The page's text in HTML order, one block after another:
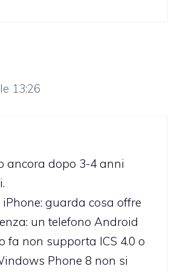
13:26
ancora dopo 3-4 anni
guarda cosa offre
un telefono Android
fa non supporta ICS 4.0 o
Phone 8 non si